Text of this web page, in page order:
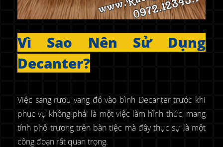
Vì Sao Nên Sử Dụng
Decanter?
Việc sang rượu vang đỏ vào bình Decanter trước khi
phục vụ không phải là một việc làm hình thức, mang
tính phô trương trên bàn tiệc mà đây thực sự là một
công đoạn rất quan trọng.